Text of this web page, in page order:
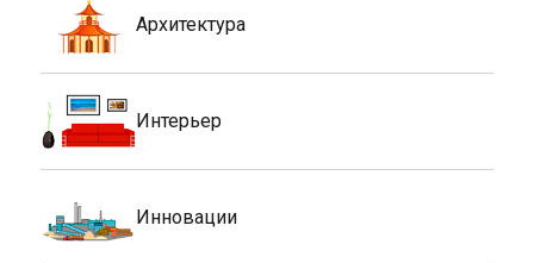
Архитектура
Интерьер
Инновации